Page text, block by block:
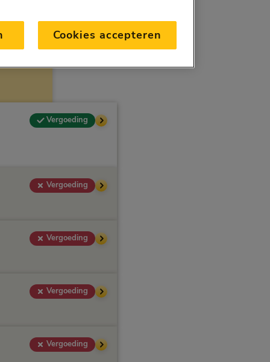
Vergoeding
Vergoeding
Vergoeding
Vergoeding
Vergoeding
Cookies accepteren